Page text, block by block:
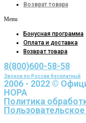
Возврат товара
Menu
Бонусная программа
Оплата и доставка
Возврат товара
8(800)600-58-58
Звонок по России бесплатный
2006 - 2022 ©
НОРА
Политика